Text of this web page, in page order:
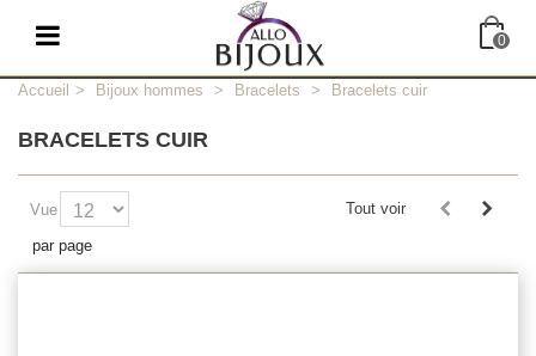
0
Accueil > Bijoux hommes > Bracelets > Bracelets cuir
BRACELETS CUIR
Vue
par page
Tout voir